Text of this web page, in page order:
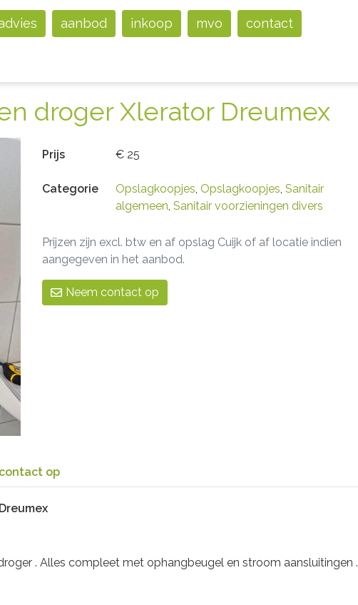
aanbod inkoop mvo contact
droger Xlerator Dreumex
Prijs € 25
Categorie Opslagkoopjes, Opslagkoopjes, Sanitair
algemeen, Sanitair voorzieningen divers
Prijzen zijn excl. btw en af opslag Cuijk of af locatie indien
aangegeven in het aanbod.
Neem contact op
op
. Alles compleet met ophangbeugel en stroom aansluitingen .